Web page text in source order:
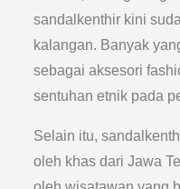
sandalkenthir kini
kalangan. Banyak
sebagai aksesori
sentuhan etnik pada
Selain itu,
oleh khas dari Jawa